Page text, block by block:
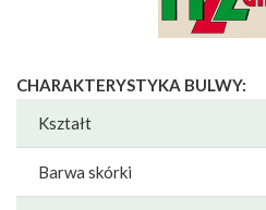
CHARAKTERYSTYKA BULWY:
Kształt
Barwa skórki